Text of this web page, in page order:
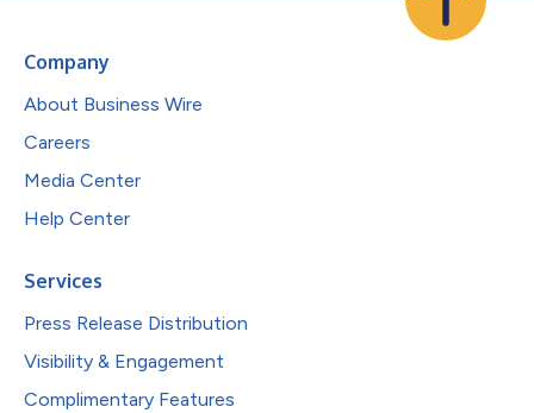
Company
About Business Wire
Careers
Media Center
Help Center
Services
Press Release Distribution
Visibility & Engagement
Complimentary Features